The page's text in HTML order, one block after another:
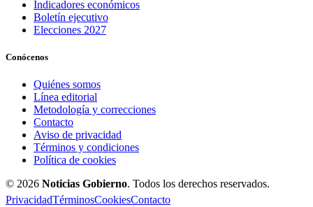
Indicadores económicos
Boletín ejecutivo
Elecciones 2027
Conócenos
Quiénes somos
Línea editorial
Metodología y correcciones
Contacto
Aviso de privacidad
Términos y condiciones
Política de cookies
© 2026 Noticias Gobierno. Todos los derechos reservados.
PrivacidadTérminosCookiesContacto